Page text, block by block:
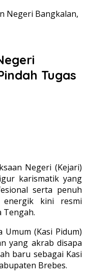
Negeri Bangkalan,
Tugas
Negeri (Kejari)
karismatik yang
serta penuh
energik kini resmi
Tengah.
Umum (Kasi Pidum)
yang akrab disapa
baru sebagai Kasi
Brebes.